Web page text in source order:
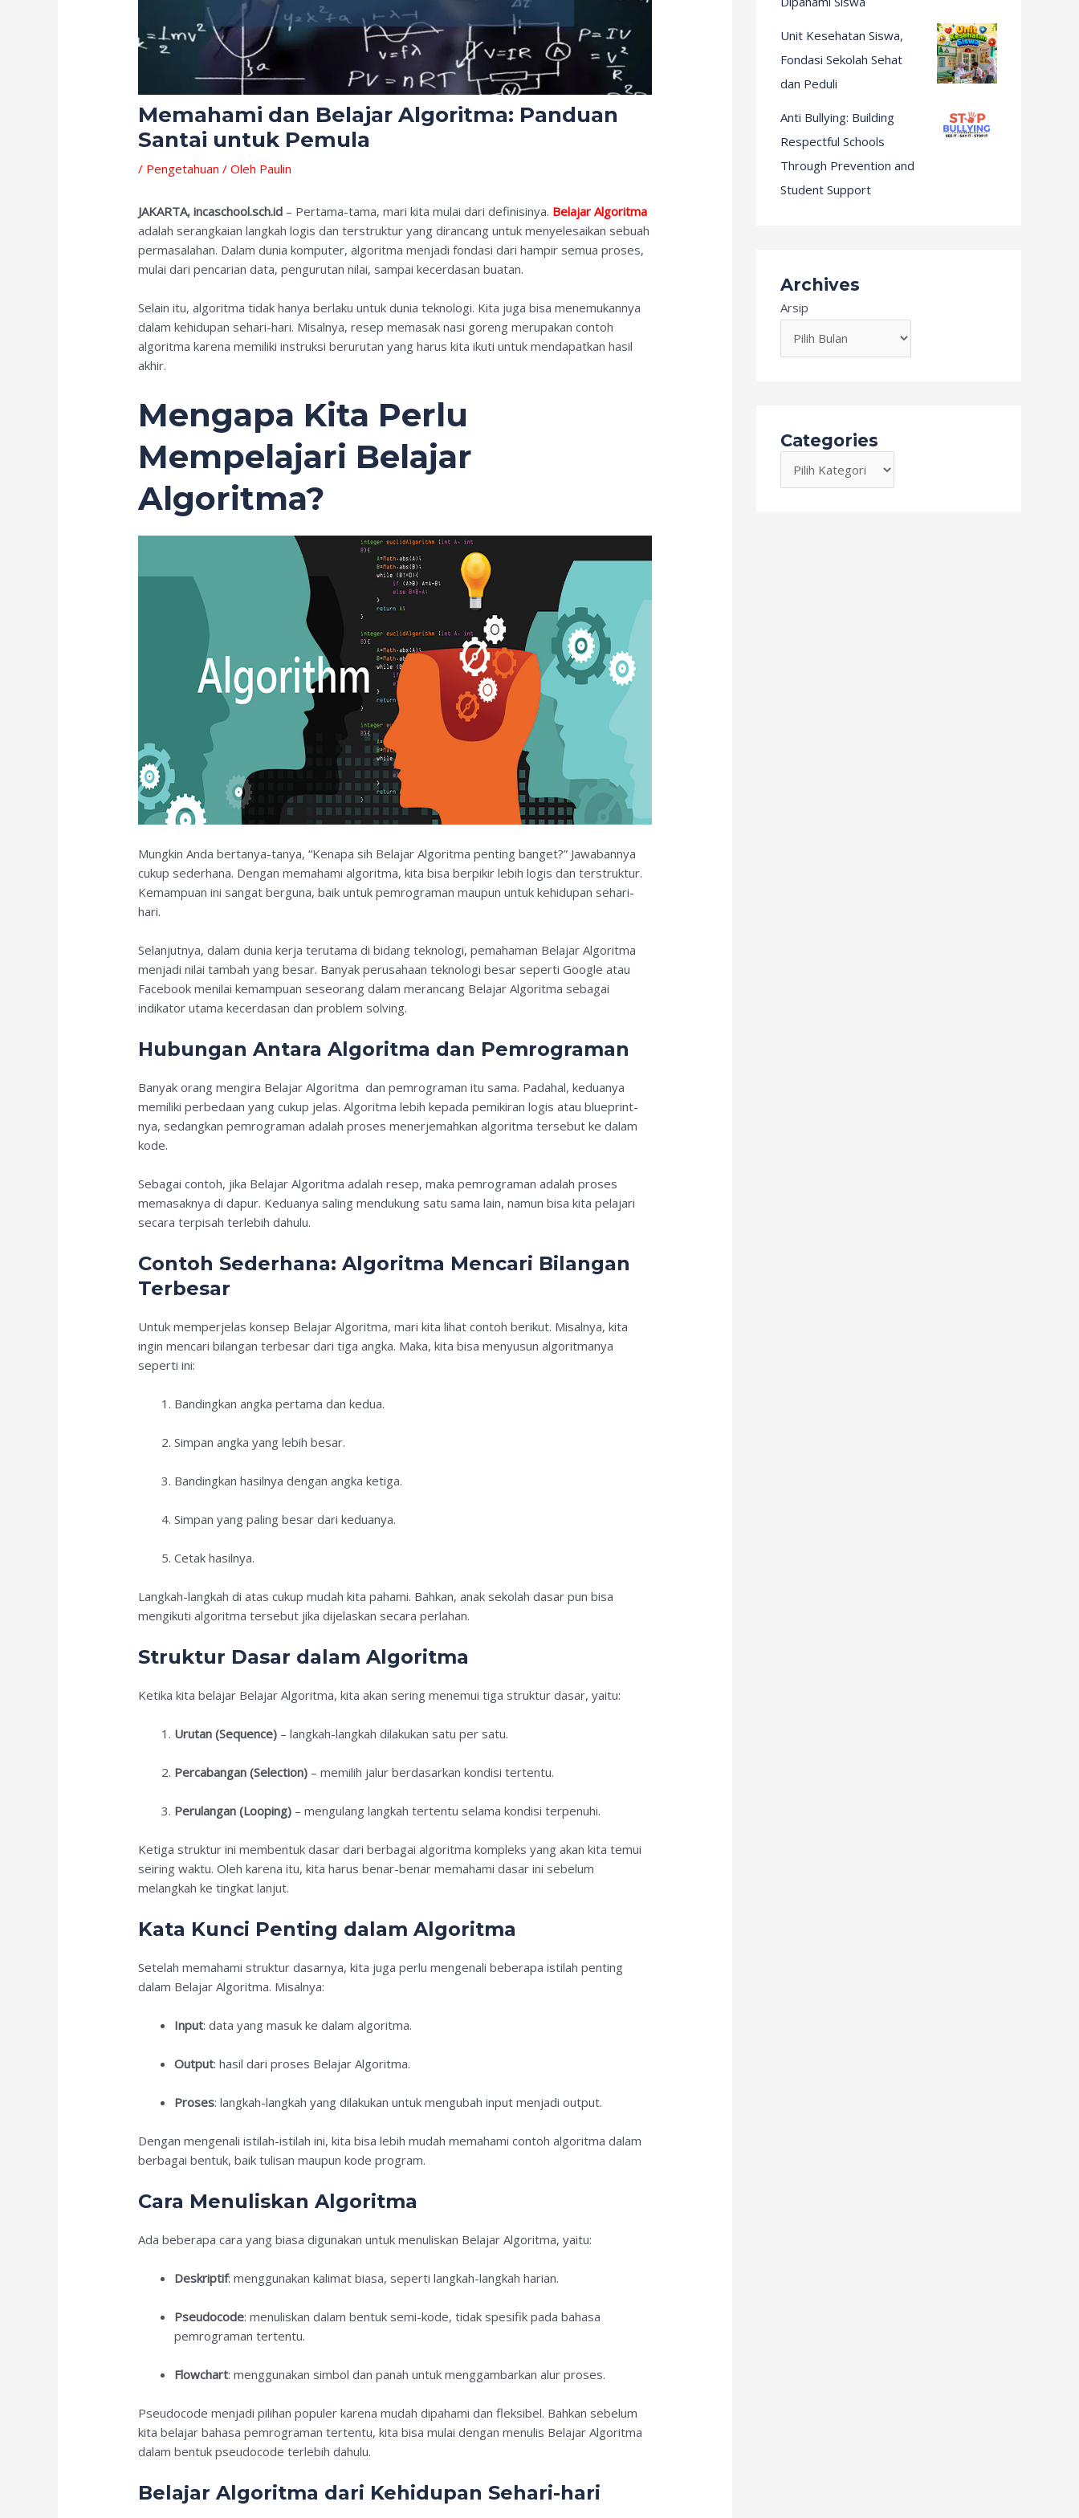
Memahami dan Belajar Algoritma: Panduan
Santai untuk Pemula
/ Pengetahuan / Oleh Paulin
JAKARTA, incaschool.sch.id – Pertama-tama, mari kita mulai dari definisinya. Belajar Algoritma
adalah serangkaian langkah logis dan terstruktur yang dirancang untuk menyelesaikan sebuah
permasalahan. Dalam dunia komputer, algoritma menjadi fondasi dari hampir semua proses,
mulai dari pencarian data, pengurutan nilai, sampai kecerdasan buatan.
Selain itu, algoritma tidak hanya berlaku untuk dunia teknologi. Kita juga bisa menemukannya
dalam kehidupan sehari-hari. Misalnya, resep memasak nasi goreng merupakan contoh
algoritma karena memiliki instruksi berurutan yang harus kita ikuti untuk mendapatkan hasil
akhir.
Mengapa Kita Perlu
Mempelajari Belajar
Algoritma?
Mungkin Anda bertanya-tanya, “Kenapa sih Belajar Algoritma penting banget?” Jawabannya
cukup sederhana. Dengan memahami algoritma, kita bisa berpikir lebih logis dan terstruktur.
Kemampuan ini sangat berguna, baik untuk pemrograman maupun untuk kehidupan sehari-
hari.
Selanjutnya, dalam dunia kerja terutama di bidang teknologi, pemahaman Belajar Algoritma
menjadi nilai tambah yang besar. Banyak perusahaan teknologi besar seperti Google atau
Facebook menilai kemampuan seseorang dalam merancang Belajar Algoritma sebagai
indikator utama kecerdasan dan problem solving.
Hubungan Antara Algoritma dan Pemrograman
Banyak orang mengira Belajar Algoritma dan pemrograman itu sama. Padahal, keduanya
memiliki perbedaan yang cukup jelas. Algoritma lebih kepada pemikiran logis atau blueprint-
nya, sedangkan pemrograman adalah proses menerjemahkan algoritma tersebut ke dalam
kode.
Sebagai contoh, jika Belajar Algoritma adalah resep, maka pemrograman adalah proses
memasaknya di dapur. Keduanya saling mendukung satu sama lain, namun bisa kita pelajari
secara terpisah terlebih dahulu.
Contoh Sederhana: Algoritma Mencari Bilangan
Terbesar
Untuk memperjelas konsep Belajar Algoritma, mari kita lihat contoh berikut. Misalnya, kita
ingin mencari bilangan terbesar dari tiga angka. Maka, kita bisa menyusun algoritmanya
seperti ini:
Bandingkan angka pertama dan kedua.
Simpan angka yang lebih besar.
Bandingkan hasilnya dengan angka ketiga.
Simpan yang paling besar dari keduanya.
Cetak hasilnya.
Langkah-langkah di atas cukup mudah kita pahami. Bahkan, anak sekolah dasar pun bisa
mengikuti algoritma tersebut jika dijelaskan secara perlahan.
Struktur Dasar dalam Algoritma
Ketika kita belajar Belajar Algoritma, kita akan sering menemui tiga struktur dasar, yaitu:
Urutan (Sequence) – langkah-langkah dilakukan satu per satu.
Percabangan (Selection) – memilih jalur berdasarkan kondisi tertentu.
Perulangan (Looping) – mengulang langkah tertentu selama kondisi terpenuhi.
Ketiga struktur ini membentuk dasar dari berbagai algoritma kompleks yang akan kita temui
seiring waktu. Oleh karena itu, kita harus benar-benar memahami dasar ini sebelum
melangkah ke tingkat lanjut.
Kata Kunci Penting dalam Algoritma
Setelah memahami struktur dasarnya, kita juga perlu mengenali beberapa istilah penting
dalam Belajar Algoritma. Misalnya:
Input: data yang masuk ke dalam algoritma.
Output: hasil dari proses Belajar Algoritma.
Proses: langkah-langkah yang dilakukan untuk mengubah input menjadi output.
Dengan mengenali istilah-istilah ini, kita bisa lebih mudah memahami contoh algoritma dalam
berbagai bentuk, baik tulisan maupun kode program.
Cara Menuliskan Algoritma
Ada beberapa cara yang biasa digunakan untuk menuliskan Belajar Algoritma, yaitu:
Deskriptif: menggunakan kalimat biasa, seperti langkah-langkah harian.
Pseudocode: menuliskan dalam bentuk semi-kode, tidak spesifik pada bahasa
pemrograman tertentu.
Flowchart: menggunakan simbol dan panah untuk menggambarkan alur proses.
Pseudocode menjadi pilihan populer karena mudah dipahami dan fleksibel. Bahkan sebelum
kita belajar bahasa pemrograman tertentu, kita bisa mulai dengan menulis Belajar Algoritma
dalam bentuk pseudocode terlebih dahulu.
Belajar Algoritma dari Kehidupan Sehari-hari
Unit Kesehatan Siswa,
Fondasi Sekolah Sehat
dan Peduli
Anti Bullying: Building
Respectful Schools
Through Prevention and
Student Support
Archives
Arsip
Categories